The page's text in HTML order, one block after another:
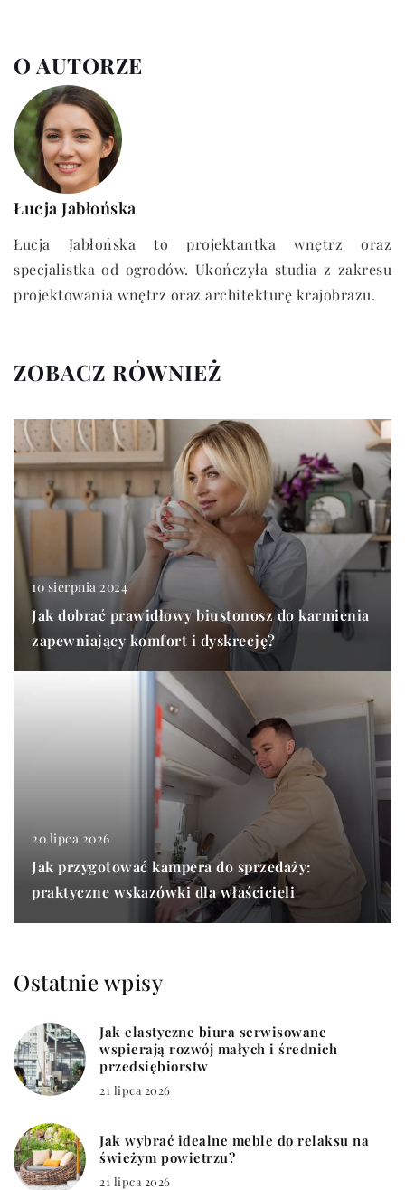
O AUTORZE
Łucja Jabłońska
Łucja Jabłońska to projektantka wnętrz oraz
specjalistka od ogrodów. Ukończyła studia z zakresu
projektowania wnętrz oraz architekturę krajobrazu.
ZOBACZ RÓWNIEŻ
10 sierpnia 2024
Jak dobrać prawidłowy biustonosz do karmienia
zapewniający komfort i dyskrecję?
20 lipca 2026
Jak przygotować kampera do sprzedaży:
praktyczne wskazówki dla właścicieli
Ostatnie wpisy
Jak elastyczne biura serwisowane
wspierają rozwój małych i średnich
przedsiębiorstw
21 lipca 2026
Jak wybrać idealne meble do relaksu na
świeżym powietrzu?
21 lipca 2026